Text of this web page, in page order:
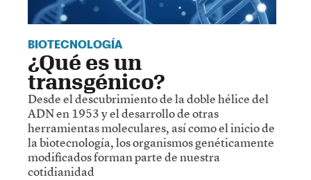
BIOTECNOLOGÍA
¿Qué es un
transgénico?
Desde el descubrimiento de la doble hélice del
ADN en 1953 y el desarrollo de otras
herramientas moleculares, así como el inicio de
la biotecnología, los organismos genéticamente
modificados forman parte de nuestra
cotidianidad